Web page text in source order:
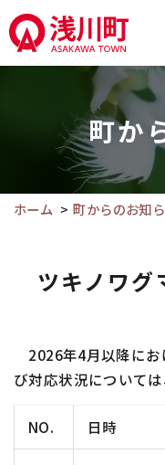
の
ペ
へ
文
町か
ホーム 町からのお知
ツキノワグ
2026年4月以降にお
び対応状況については
NO. 日時